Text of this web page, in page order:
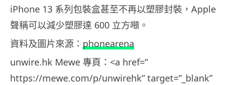
iPhone 13 系列包裝盒甚至不再以塑膠封裝，Apple
聲稱可以減少塑膠達 600 立方噸。
資料及圖片來源： phonearena
unwire.hk Mewe 專頁：<a href=”
https://mewe.com/p/unwirehk” target=”_blank”